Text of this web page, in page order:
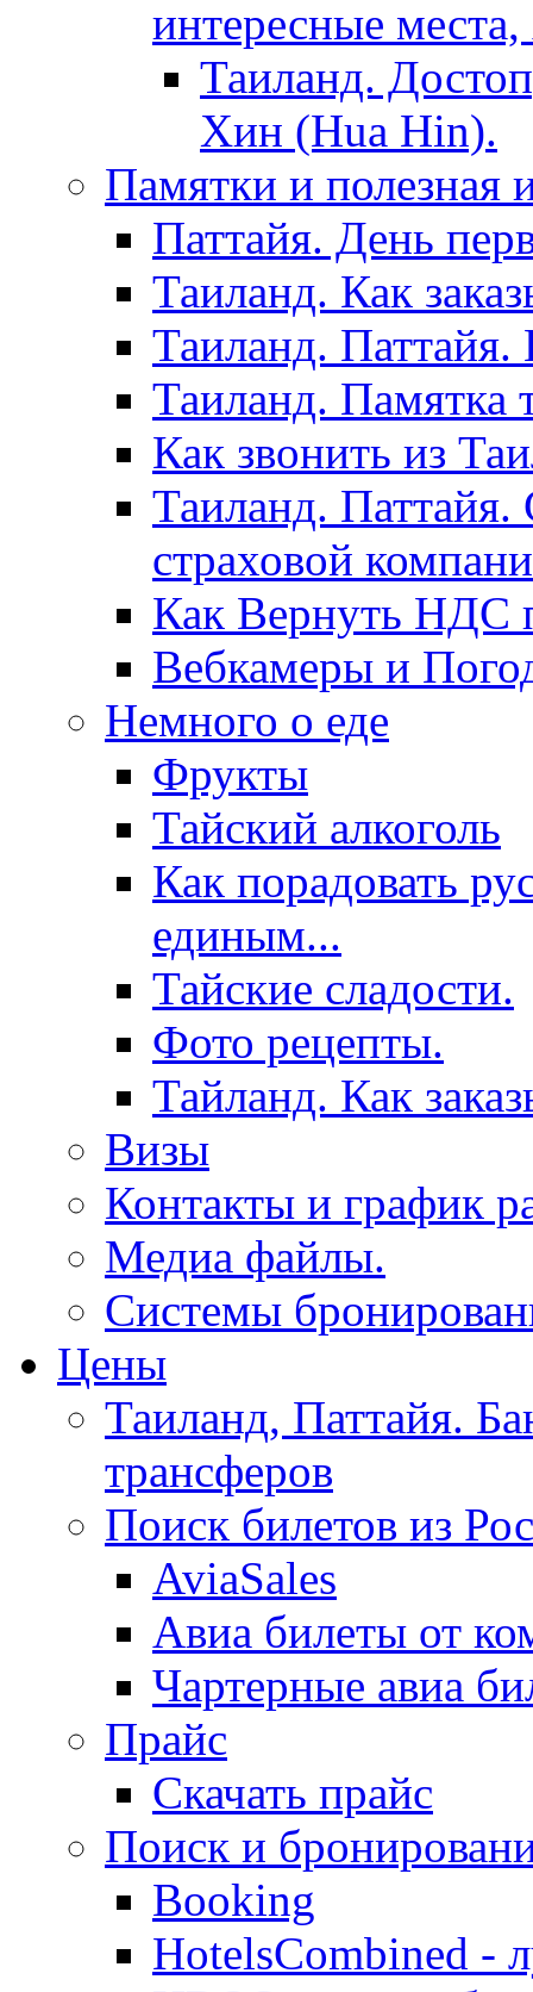
интересные
Таиланд.
Хин (Hua Hin).
Памятки и полезная
Паттайя. День
Таиланд. Как
Таиланд.
Таиланд. Памятка
Как звонить из
Таиланд. Паттайя.
страховой
Как Вернуть НДС
Вебкамеры и
Немного о еде
Фрукты
Тайский алкоголь
Как порадовать
единым...
Тайские сладости.
Фото рецепты.
Тайланд. Как
Визы
Контакты и график
Медиа файлы.
Системы
Цены
Таиланд, Паттайя.
трансферов
Поиск билетов из
AviaSales
Авиа билеты от
Чартерные авиа
Прайс
Скачать прайс
Поиск и
Booking
HotelsCombined -